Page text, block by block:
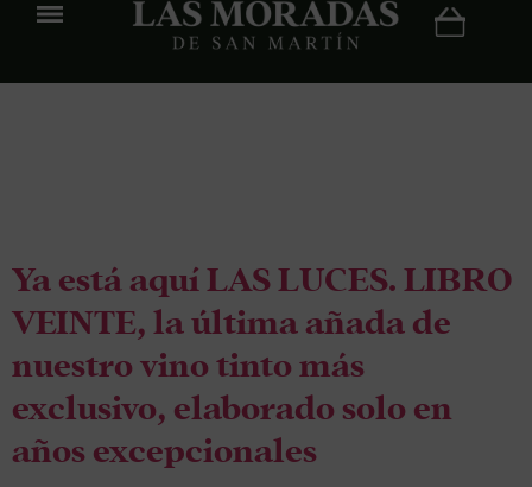
Ya está aquí LAS LUCES. LIBRO
VEINTE, la última añada de
nuestro vino tinto más
exclusivo, elaborado solo en
años excepcionales